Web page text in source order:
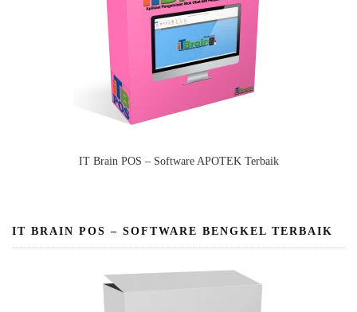
IT Brain POS – Software APOTEK Terbaik
IT BRAIN POS – SOFTWARE BENGKEL TERBAIK